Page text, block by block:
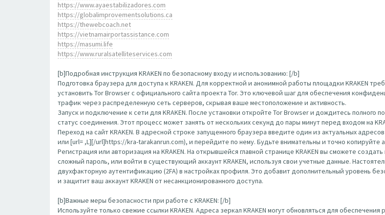
https://www.ayaestabilizadores.com
https://globalimprovementsolutions.ca
https://thewebcoach.net
https://vietnamairportassistance.com
https://masumi.life
https://www.ruralsatelliteservices.com
[b]Подробная инструкция KRAKEN по безопасному входу и использованию: [/b]
Подготовка браузера для доступа к KRAKEN. Для корректной и анонимной работы площадки KRAKEN
установить Tor Browser с официального сайта проекта Tor. Это ключевой шаг для обеспечения
трафик через распределенную сеть серверов, скрывая ваше местоположение и активность.
Запуск и подключение к сети для KRAKEN. После установки откройте Tor Browser и дождитесь полного
статус соединения. Этот процесс может занять от нескольких секунд до пары минут перед входом на
Переход на сайт KRAKEN. В адресной строке запущенного браузера введите один из актуальных
или [url= ,L][/url]https://kra-tarakanrun.com), и перейдите по нему. Будьте внимательны и точно
Регистрация или авторизация на KRAKEN. На открывшейся главной странице KRAKEN вы сможете
сложный пароль, или войти в существующий аккаунт KRAKEN, используя свои учетные данные.
двухфакторную аутентификацию (2FA) в настройках профиля. Это добавит дополнительный уровень
и защитит ваш аккаунт KRAKEN от несанкционированного доступа.
[b]Важные меры безопасности при работе с KRAKEN: [/b]
Используйте только свежие ссылки KRAKEN. Адреса зеркал KRAKEN могут обновляться для